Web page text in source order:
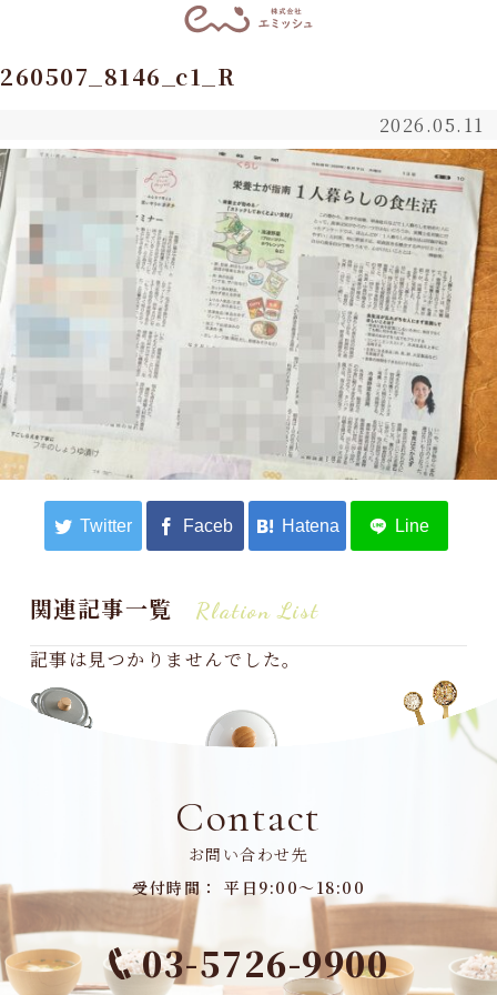
260507_8146_c1_R
2026.05.11
関連記事一覧 Rlation List
記事は見つかりませんでした。
Contact
お問い合わせ先
受付時間： 平日9:00～18:00
03-5726-9900